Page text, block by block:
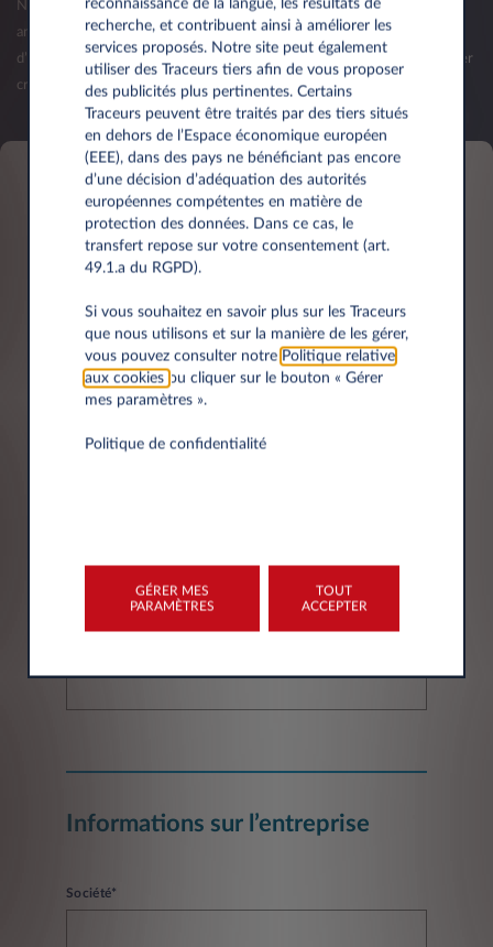
Nous vous invitons à nous contacter lorsque votre société aura plus d'un
an d’existence et que vos premiers bilans seront publiés. La validation
d’une offre (commande) reste sous réserve d’acceptation de votre dossier
crédit par Leasys Luxembourg.
Informations personnelles
Nom*
Informations sur l’entreprise
Société*
reconnaissance de la langue, les résultats de
recherche, et contribuent ainsi à améliorer les
services proposés. Notre site peut également
utiliser des Traceurs tiers afin de vous proposer
des publicités plus pertinentes. Certains
Traceurs peuvent être traités par des tiers situés
en dehors de l’Espace économique européen
(EEE), dans des pays ne bénéficiant pas encore
d’une décision d’adéquation des autorités
européennes compétentes en matière de
protection des données. Dans ce cas, le
transfert repose sur votre consentement (art.
49.1.a du RGPD).
Si vous souhaitez en savoir plus sur les Traceurs
que nous utilisons et sur la manière de les gérer,
vous pouvez consulter notre Politique relative
aux cookies ou cliquer sur le bouton « Gérer
mes paramètres ».
Politique de confidentialité
GÉRER MES
PARAMÈTRES
TOUT
ACCEPTER